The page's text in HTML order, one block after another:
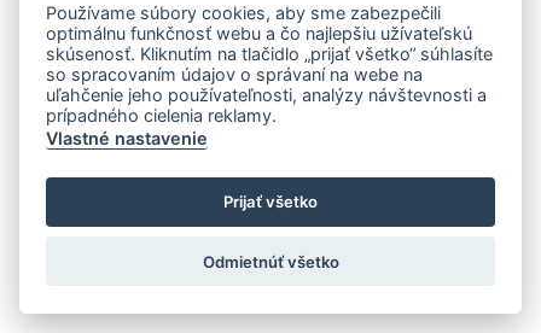
Používame súbory cookies, aby sme zabezpečili
optimálnu funkčnosť webu a čo najlepšiu užívateľskú
skúsenosť. Kliknutím na tlačidlo „prijať všetko“ súhlasíte
so spracovaním údajov o správaní na webe na
uľahčenie jeho používateľnosti, analýzy návštevnosti a
prípadného cielenia reklamy.
Vlastné nastavenie
Prijať všetko
Odmietnúť všetko